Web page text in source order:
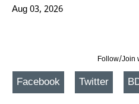
Aug 03, 2026
Follow/Join
Facebook Twitter